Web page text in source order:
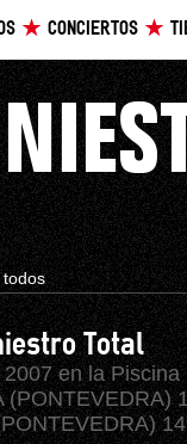
CONCIERTOS
todos
Total
en la Piscina